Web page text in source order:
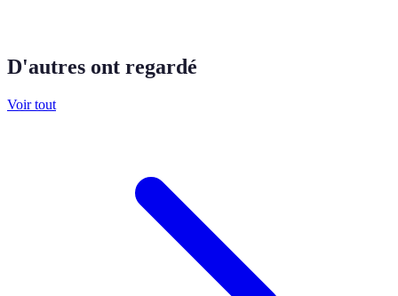
D'autres ont regardé
Voir tout